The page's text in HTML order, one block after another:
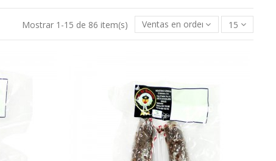
Mostrar 1-15 de 86 item(s) Ventas en orden decreciente
15